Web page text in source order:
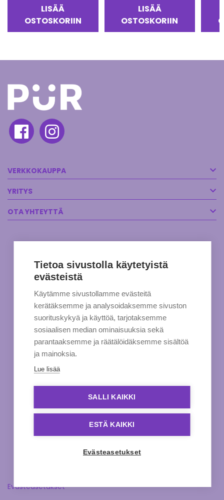
LISÄÄ
OSTOSKORIIN
LISÄÄ
OSTOSKORIIN
VERKKOKAUPPA
YRITYS
OTA YHTEYTTÄ
Evästeasetukset
Tietoa sivustolla käytetyistä
evästeistä
Käytämme sivustollamme evästeitä
kerätäksemme ja analysoidaksemme sivuston
suorituskykyä ja käyttöä, tarjotaksemme
sosiaalisen median ominaisuuksia sekä
parantaaksemme ja räätälöidäksemme sisältöä
ja mainoksia.
Lue lisää
SALLI KAIKKI
ESTÄ KAIKKI
Evästeasetukset